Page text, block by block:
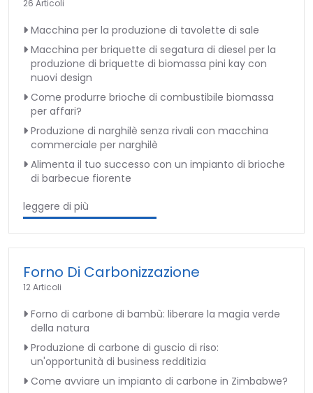
26 Articoli
Macchina per la produzione di tavolette di sale
Macchina per briquette di segatura di diesel per la
produzione di briquette di biomassa pini kay con
nuovi design
Come produrre brioche di combustibile biomassa
per affari?
Produzione di narghilè senza rivali con macchina
commerciale per narghilè
Alimenta il tuo successo con un impianto di brioche
di barbecue fiorente
leggere di più
Forno Di Carbonizzazione
12 Articoli
Forno di carbone di bambù: liberare la magia verde
della natura
Produzione di carbone di guscio di riso:
un'opportunità di business redditizia
Come avviare un impianto di carbone in Zimbabwe?